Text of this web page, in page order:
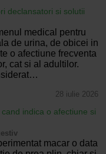
declansatori si solutii
medical pentru
de urina, de obicei in
o afectiune frecventa
cat si al adultilor.
28 iulie 2026
indica o afectiune si
macar o data